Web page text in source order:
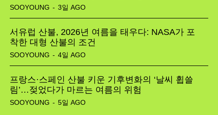
SOOYOUNG - 3일 AGO
서유럽 산불, 2026년 여름을 태우다: NASA가 포
착한 대형 산불의 조건
SOOYOUNG - 4일 AGO
프랑스·스페인 산불 키운 기후변화의 ‘날씨 휩쓸
림’…젖었다가 마르는 여름의 위험
SOOYOUNG - 5일 AGO